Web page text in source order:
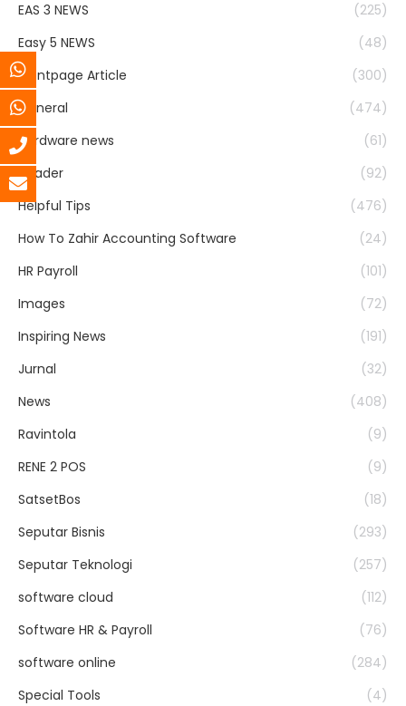
EAS 3 NEWS
(225)
Easy 5 NEWS
(48)
Frontpage Article
(300)
General
(474)
Hardware news
(61)
header
(92)
Helpful Tips
(476)
How To Zahir Accounting Software
(24)
HR Payroll
(101)
Images
(72)
Inspiring News
(191)
Jurnal
(32)
News
(408)
Ravintola
(9)
RENE 2 POS
(9)
SatsetBos
(18)
Seputar Bisnis
(293)
Seputar Teknologi
(257)
software cloud
(112)
Software HR & Payroll
(76)
software online
(284)
Special Tools
(4)